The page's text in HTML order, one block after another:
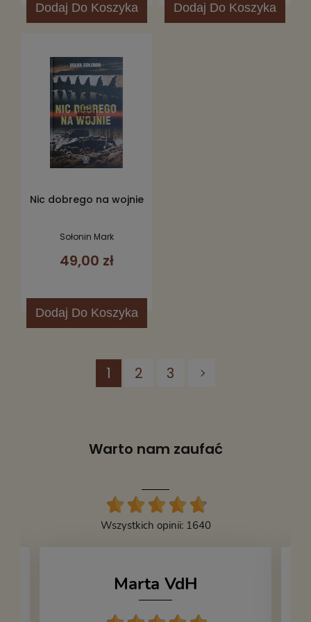
Dodaj Do Koszyka Dodaj Do Koszyka
Nic dobrego na wojnie
Sołonin Mark
49,00 zł
Dodaj Do Koszyka
1 2 3
Warto nam zaufać
Wszystkich opinii: 1640
Marta VdH